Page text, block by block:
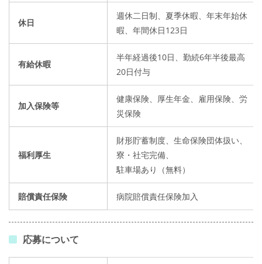
休日
週休二日制、夏季休暇、年末年始休
暇、年間休日123日
有給休暇
半年経過後10日、勤続6年半後最高
20日付与
加入保険等
健康保険、厚生年金、雇用保険、労
災保険
福利厚生
財形貯蓄制度、生命保険団体扱い、
寮・社宅完備、
駐車場あり（無料）
賠償責任保険 病院賠償責任保険加入
応募について